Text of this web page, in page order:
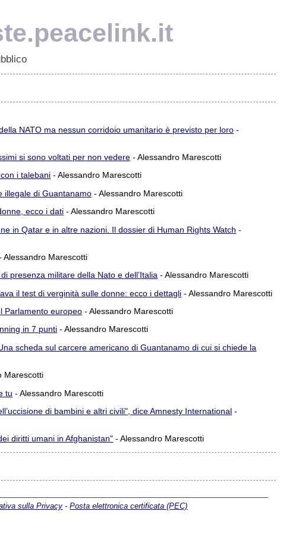
NATO ma nessun corridoio umanitario è previsto per loro -
si sono voltati per non vedere - Alessandro Marescotti
i talebani - Alessandro Marescotti
illegale di Guantanamo - Alessandro Marescotti
ecco i dati - Alessandro Marescotti
in Qatar e in altre nazioni. Il dossier di Human Rights Watch -
Alessandro Marescotti
presenza militare della Nato e dell’Italia - Alessandro Marescotti
il test di verginità sulle donne: ecco i dettagli - Alessandro Marescotti
Parlamento europeo - Alessandro Marescotti
in 7 punti - Alessandro Marescotti
scheda sul carcere americano di Guantanamo di cui si chiede la
Marescotti
tu - Alessandro Marescotti
di bambini e altri civili", dice Amnesty International -
diritti umani in Afghanistan" - Alessandro Marescotti
sulla Privacy -Posta elettronica certificata (PEC)